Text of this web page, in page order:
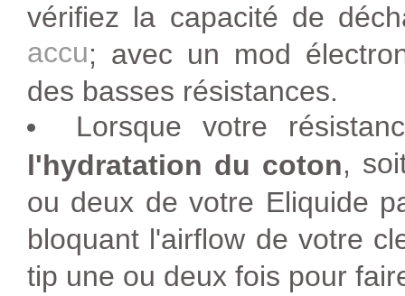
vérifiez la capacité de
accu; avec un mod
des basses résistances.
Lorsque votre
l'hydratation du coton,
ou deux de votre Eliquide
bloquant l'airflow de votre
tip une ou deux fois pour